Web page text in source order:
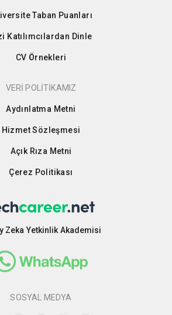
Taban Puanları
Katılımcılardan Dinle
CV Örnekleri
VERİ POLİTİKAMIZ
Aydınlatma Metni
Hizmet Sözleşmesi
Açık Rıza Metni
Çerez Politikası
Zeka Yetkinlik Akademisi
SOSYAL MEDYA